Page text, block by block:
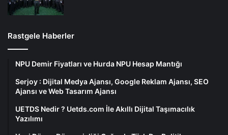
Rastgele Haberler
NPU Demir Fiyatları ve Hurda NPU Hesap Mantığı
Serjoy : Dijital Medya Ajansı, Google Reklam Ajansı, SEO
Ajansı ve Web Tasarım Ajansı
UETDS Nedir ? Uetds.com İle Akıllı Dijital Taşımacılık
Yazılımı